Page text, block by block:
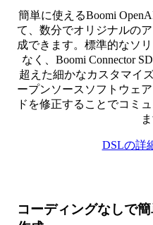
簡単に使えるBoomi
て、数分でオリジナルの
成できます。標準的なソ
なく、Boomi Connector
超えた細かなカスタマイ
ープンソースソフトウェ
ドを修正することでコミ
DSLの詳
コーディングなしで